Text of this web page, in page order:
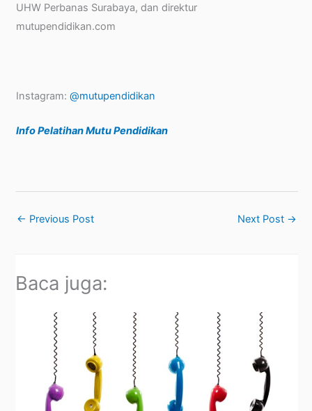
UHW Perbanas Surabaya, dan direktur
mutupendidikan.com
Instagram: @mutupendidikan
Info Pelatihan Mutu Pendidikan
← Previous Post Next Post →
Baca juga: